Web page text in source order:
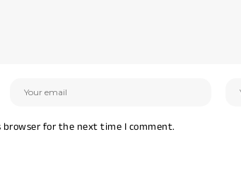
for the next time I comment.